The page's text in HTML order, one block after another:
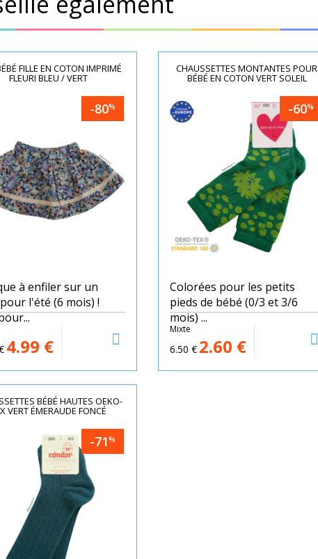
FILLE EN COTON IMPRIMÉ
FLEURI BLEU / VERT
-80%
à enfiler sur un
l'été (6 mois) !
4.99 €
CHAUSSETTES MONTANTES POUR
BÉBÉ EN COTON VERT SOLEIL
-60%
Colorées pour les petits
pieds de bébé (0/3 et 3/6
mois) ...
Mixte
6.50 € 2.60 €
BÉBÉ HAUTES OEKO-
VERT ÉMERAUDE FONCÉ
-71%